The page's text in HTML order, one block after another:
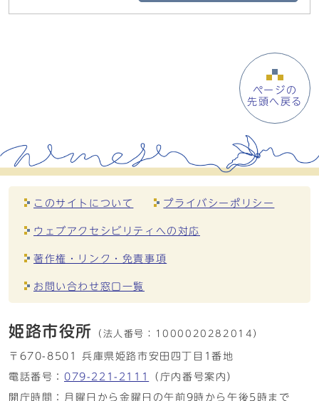
ページの
先頭へ戻る
このサイトについて プライバシーポリシー
ウェブアクセシビリティへの対応
著作権・リンク・免責事項
お問い合わせ窓口一覧
姫路市役所 （法人番号： 1000020282014）
〒670-8501 兵庫県姫路市安田四丁目1番地
電話番号： 079-221-2111
（庁内番号案内）
開庁時間：月曜日から金曜日の午前9時から午後5時まで